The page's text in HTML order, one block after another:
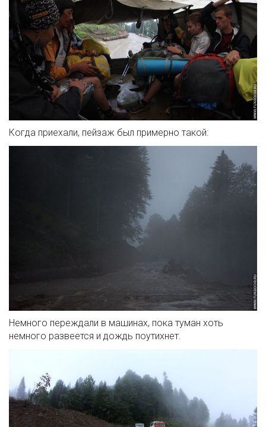
Когда приехали, пейзаж был примерно такой:
Немного переждали в машинах, пока туман хоть
немного развеется и дождь поутихнет.